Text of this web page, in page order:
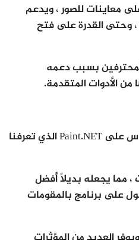
معاينات للصور ، ويدعم
وحتى القدرة على فتح
بسبب دعمه
هذا البرنامج يعتمد في الأساس على Paint.NET الذي تعرفنا
، مما يجعله بديلاً أفضل
على برنامج بالمقومات